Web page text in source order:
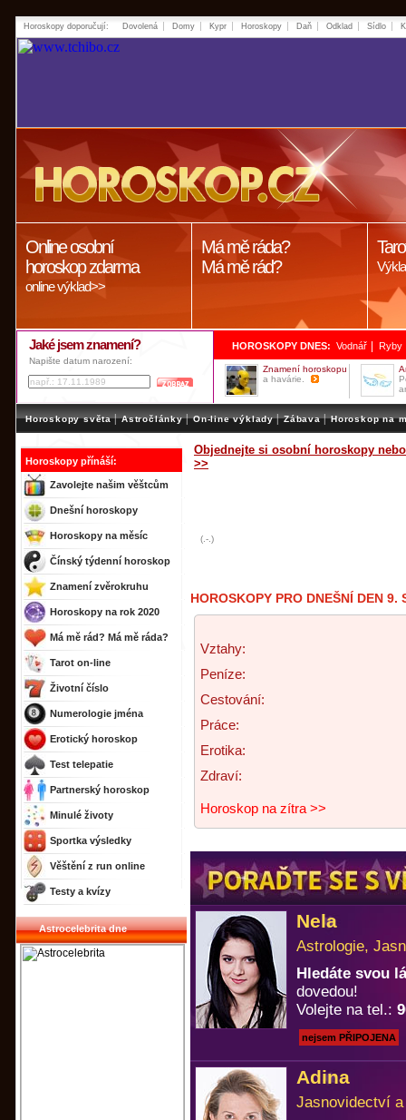
Horoskopy doporučují: Dovolená Domy Kypr Horoskopy Daň Odklad Sídlo
Online osobní
horoskop zdarma
online výklad>>
Má mě ráda?
Má mě rád?
Jaké jsem znamení?
Napište datum narození:
HOROSKOPY DNES: Vodnář Ryby
Znamení horoskopu
a havárie.
Horoskopy světa | Astročlánky | On-line výklady | Zábava | Horoskop na
Horoskopy přínáší:
Zavolejte našim věštcům
Dnešní horoskopy
Horoskopy na měsíc
Čínský týdenní horoskop
Znamení zvěrokruhu
Horoskopy na rok 2020
Má mě rád? Má mě ráda?
Tarot on-line
Životní číslo
Numerologie jména
Erotický horoskop
Test telepatie
Partnerský horoskop
Minulé životy
Sportka výsledky
Věštění z run online
Testy a kvízy
Astrocelebrita dne
Objednejte si osobní horoskopy
>>
(.-.)
HOROSKOPY PRO DNEŠNÍ DEN 9.
Vztahy:
Peníze:
Cestování:
Práce:
Erotika:
Zdraví:
Horoskop na zítra >>
Nela
Astrologie,
Hledáte svou
dovedou!
Volejte na tel.:
nejsem PŘIPOJENA
Adina
Jasnovidectví